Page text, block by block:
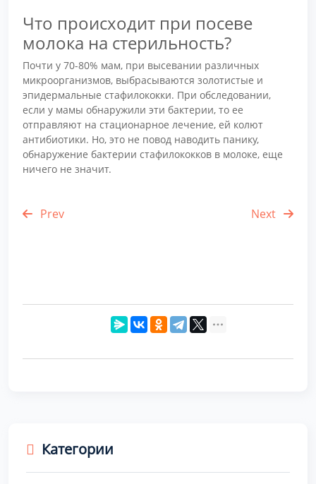
Что происходит при посеве
молока на стерильность?
Почти у 70-80% мам, при высевании различных
микроорганизмов, выбрасываются золотистые и
эпидермальные стафилококки. При обследовании,
если у мамы обнаружили эти бактерии, то ее
отправляют на стационарное лечение, ей колют
антибиотики. Но, это не повод наводить панику,
обнаружение бактерии стафилококков в молоке, еще
ничего не значит.
Prev Next
Категории